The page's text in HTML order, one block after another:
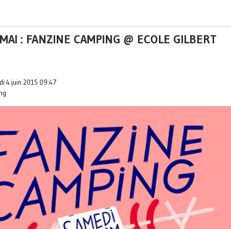
: FANZINE CAMPING @ ECOLE GILBERT
4 juin 2015 09:47